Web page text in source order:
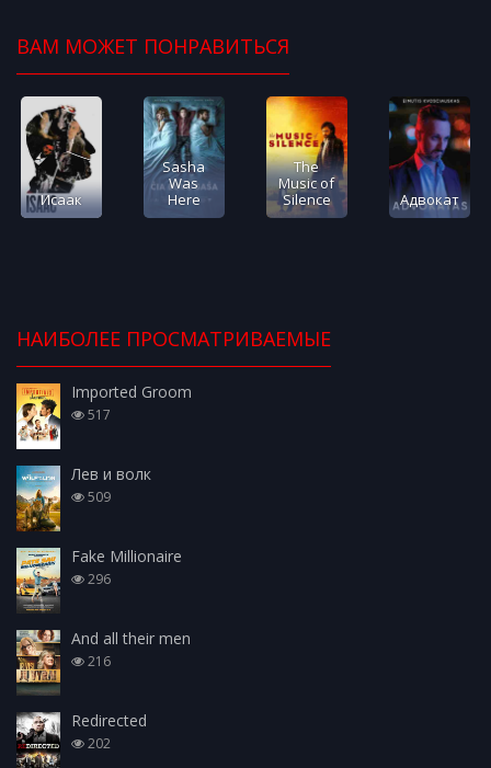
ВАМ МОЖЕТ ПОНРАВИТЬСЯ
Исаак
Sasha
Was
Here
The
Music of
Silence
Адвокат
НАИБОЛЕЕ ПРОСМАТРИВАЕМЫЕ
Imported Groom
517
Лев и волк
509
Fake Millionaire
296
And all their men
216
Redirected
202